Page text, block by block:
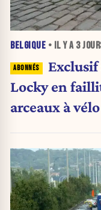
BELGIQUE • IL Y A 3
Locky en
arceaux à